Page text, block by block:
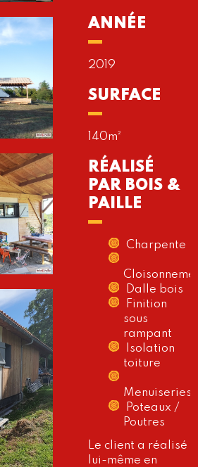
ANNÉE
2019
SURFACE
140m²
RÉALISÉ
PAR BOIS &
PAILLE
Charpente
Dalle bois
Finition
sous
rampant
Isolation
toiture
Menuiseries
Poteaux /
Poutres
Le client a réalisé
lui-même en